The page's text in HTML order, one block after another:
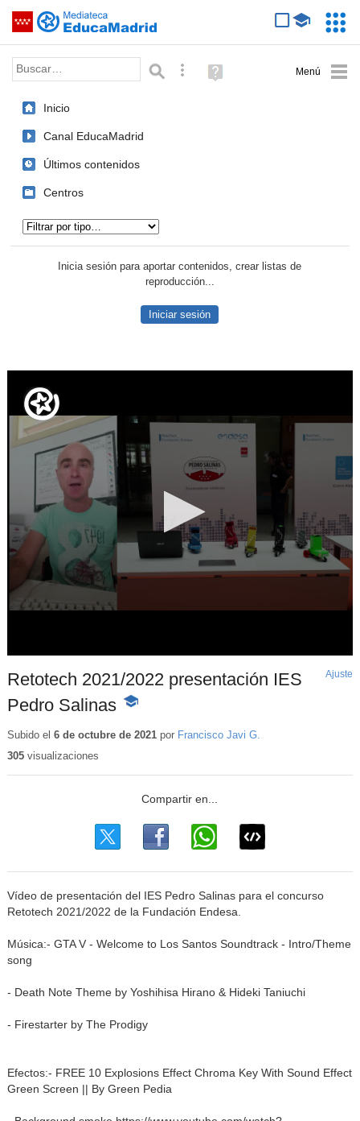
Saltar navegación
Palabra o frase: Búsqueda avanzada
Ayuda
(en
Inicio
Canal EducaMadrid
Últimos contenidos
Centros
Inicia sesión para aportar contenidos, crear listas de
reproducción...
Iniciar sesión
Retotech 2021/2022 presentación IES
Pedro Salinas -
educativo
Ajuste
Subido el 6 de octubre de 2021por Francisco Javi G.
305visualizaciones
Vídeo de presentación del IES Pedro Salinas para el concurso
Retotech 2021/2022 de la Fundación Endesa.
Música:- GTA V - Welcome to Los Santos Soundtrack - Intro/Theme
song
- Death Note Theme by Yoshihisa Hirano & Hideki Taniuchi
- Firestarter by The Prodigy
Efectos:- FREE 10 Explosions Effect Chroma Key With Sound Effect
Green Screen || By Green Pedia